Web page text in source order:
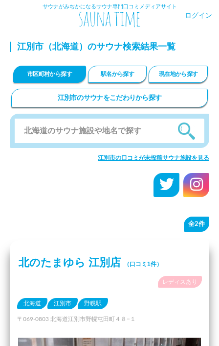
サウナがみぢかになるサウナ専門口コミメディアサイト
ログイン
江別市 （北海道）のサウナ検索結果一覧
市区町村から探す 駅名から探す 現在地から探す
江別市のサウナをこだわりから探す
江別市の口コミが未投稿サウナ施設を見る
全2件
北のたまゆら 江別店 （口コミ1件）
レディスあり
北海道 江別市 野幌駅
〒069-0803 北海道江別市野幌屯田町４８−１